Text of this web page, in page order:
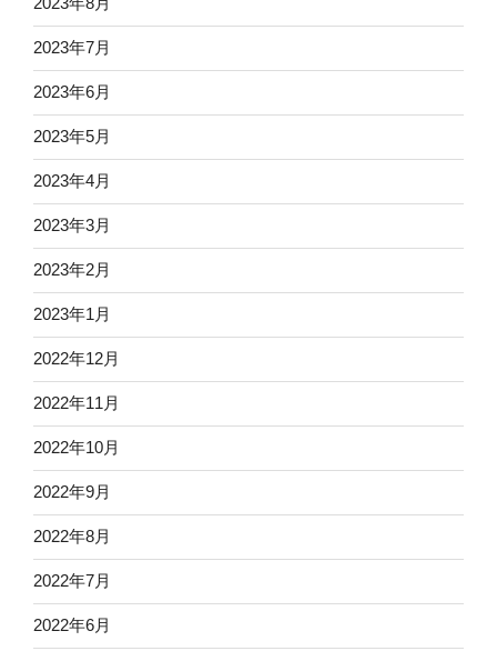
2023年7月
2023年6月
2023年5月
2023年4月
2023年3月
2023年2月
2023年1月
2022年12月
2022年11月
2022年10月
2022年9月
2022年8月
2022年7月
2022年6月